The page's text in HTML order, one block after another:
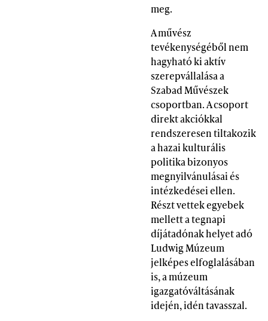
meg.
A művész
tevékenységéből nem
hagyható ki aktív
szerepvállalása a
Szabad Művészek
csoportban. A csoport
direkt akciókkal
rendszeresen tiltakozik
a hazai kulturális
politika bizonyos
megnyilvánulásai és
intézkedései ellen.
Részt vettek egyebek
mellett a tegnapi
díjátadónak helyet adó
Ludwig Múzeum
jelképes elfoglalásában
is, a múzeum
igazgatóváltásának
idején, idén tavasszal.